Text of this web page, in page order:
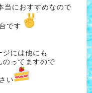
当におすすめなので
です
ジには他にも
のってますので
い